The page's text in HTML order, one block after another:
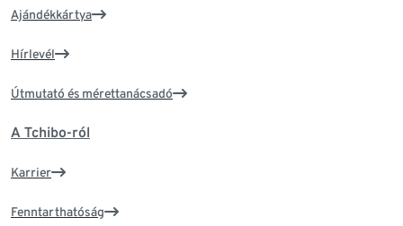
Ajándékkártya
Hírlevél
Útmutató és mérettanácsadó
A Tchibo-ról
Karrier
Fenntarthatóság